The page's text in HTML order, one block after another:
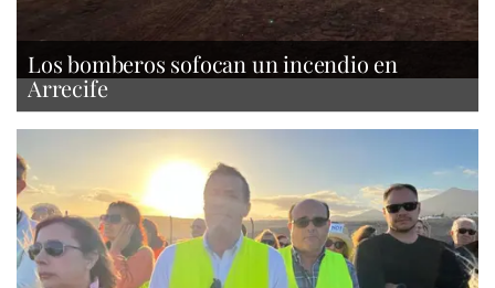
Los bomberos sofocan un incendio en
Arrecife